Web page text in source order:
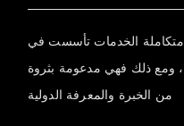
متكاملة الخدمات تأسست في
وأربيل ، ومع ذلك فهي مدعومة بثروة
من الخبرة والمعرفة الدولية